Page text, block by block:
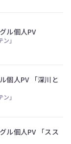
ル個人PV
」
個人PV 「深川と
」
ル個人PV 「スス